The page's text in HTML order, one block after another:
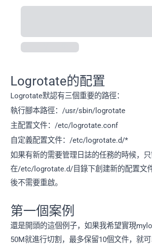
Logrotate的配置
Logrotate默認有三個重要的路徑：
執行腳本路徑：/usr/sbin/logrotate
主配置文件：/etc/logrotate.conf
自定義配置文件：/etc/logrotate.d/*
如果有新的需要管理日誌的任務的時候，
在/etc/logrotate.d/目錄下創建新的配置文
後不需要重啟。
第一個案例
還是開頭的這個例子，如果我希望實現
50M就進行切割，最多保留10個文件，就可